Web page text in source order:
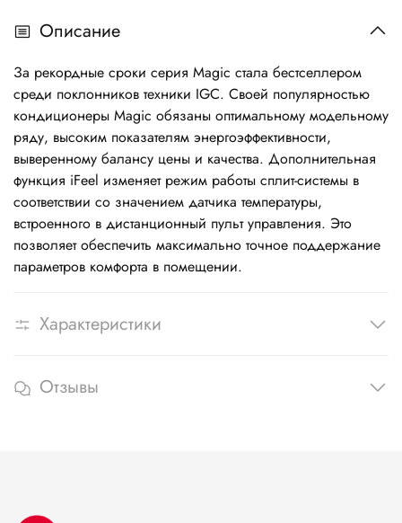
Описание
За рекордные сроки серия Magic стала бестселлером
среди поклонников техники IGC. Своей популярностью
кондиционеры Magic обязаны оптимальному модельному
ряду, высоким показателям энергоэффективности,
выверенному балансу цены и качества. Дополнительная
функция iFeel изменяет режим работы сплит-системы в
соответствии со значением датчика температуры,
встроенного в дистанционный пульт управления. Это
позволяет обеспечить максимально точное поддержание
параметров комфорта в помещении.
Характеристики
Отзывы